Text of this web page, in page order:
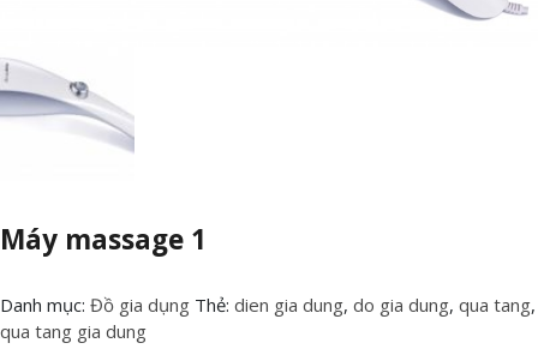
Máy massage 1
Danh mục: Đồ gia dụng Thẻ: dien gia dung, do gia dung, qua tang,
qua tang gia dung